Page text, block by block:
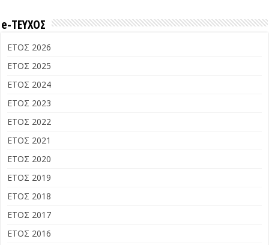
e-ΤΕΥΧΟΣ
ΕΤΟΣ 2026
ΕΤΟΣ 2025
ΕΤΟΣ 2024
ΕΤΟΣ 2023
ΕΤΟΣ 2022
ΕΤΟΣ 2021
ΕΤΟΣ 2020
ΕΤΟΣ 2019
ΕΤΟΣ 2018
ΕΤΟΣ 2017
ΕΤΟΣ 2016